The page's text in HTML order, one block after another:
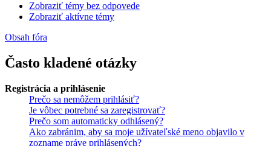
Zobraziť témy bez odpovede
Zobraziť aktívne témy
Obsah fóra
Často kladené otázky
Registrácia a prihlásenie
Prečo sa nemôžem prihlásiť?
Je vôbec potrebné sa zaregistrovať?
Prečo som automaticky odhlásený?
Ako zabránim, aby sa moje užívateľské meno objavilo v
zozname práve prihlásených?